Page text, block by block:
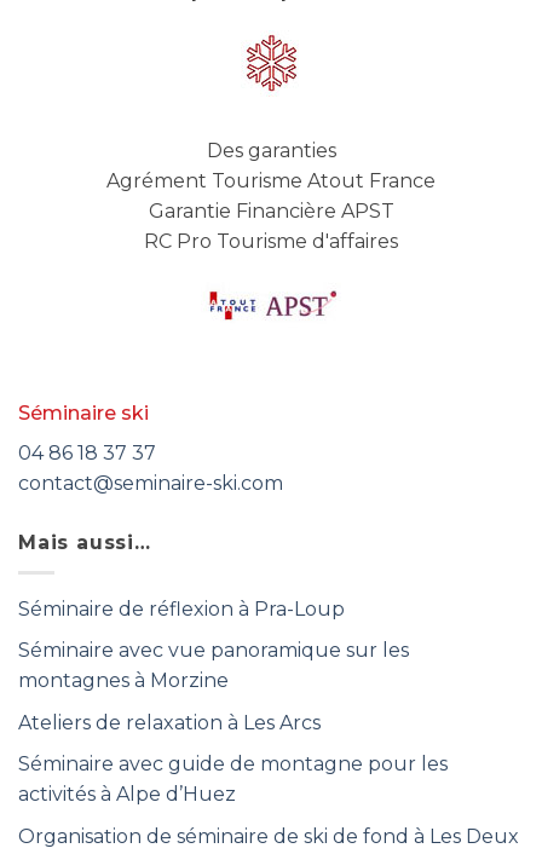
Des garanties
Agrément Tourisme Atout France
Garantie Financière APST
RC Pro Tourisme d'affaires
Séminaire ski
04 86 18 37 37
contact@seminaire-ski.com
Mais aussi…
Séminaire de réflexion à Pra-Loup
Séminaire avec vue panoramique sur les
montagnes à Morzine
Ateliers de relaxation à Les Arcs
Séminaire avec guide de montagne pour les
activités à Alpe d’Huez
Organisation de séminaire de ski de fond à Les Deux